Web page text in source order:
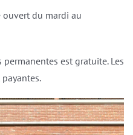
du mardi au
est gratuite. Les